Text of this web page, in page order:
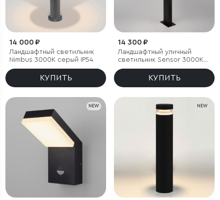
14 000 ₽
Ландшафтный светильник
Nimbus 3000K cерый IP54
КУПИТЬ
14 300 ₽
Ландшафтный уличный
светильник Sensor 3000K
Чёрный IP54
КУПИТЬ
NEW NEW